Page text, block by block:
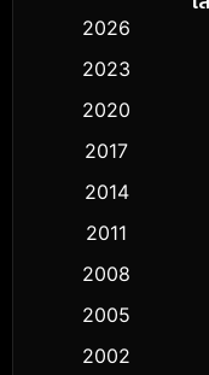
Classic หนังคลาส
Comedy ตลก
Crime อาชญากรร
Cult Film
2026
2023
2020
2017
2014
2011
2008
2005
2002